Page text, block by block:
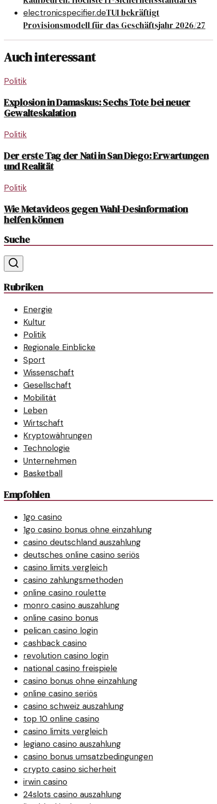
electronicspecifier.deTUI bekräftigt
Provisionsmodell für das Geschäftsjahr 2026/27
Auch interessant
Politik
Explosion in Damaskus: Sechs Tote bei neuer
Gewalteskalation
Politik
Der erste Tag der Nati in San Diego: Erwartungen
und Realität
Politik
Wie Metavideos gegen Wahl-Desinformation
helfen können
Suche
Rubriken
Energie
Kultur
Politik
Regionale Einblicke
Sport
Wissenschaft
Gesellschaft
Mobilität
Leben
Wirtschaft
Kryptowährungen
Technologie
Unternehmen
Basketball
Empfohlen
1go casino
1go casino bonus ohne einzahlung
casino deutschland auszahlung
deutsches online casino seriös
casino limits vergleich
casino zahlungsmethoden
online casino roulette
monro casino auszahlung
online casino bonus
pelican casino login
cashback casino
revolution casino login
national casino freispiele
casino bonus ohne einzahlung
online casino seriös
casino schweiz auszahlung
top 10 online casino
casino limits vergleich
legiano casino auszahlung
casino bonus umsatzbedingungen
crypto casino sicherheit
irwin casino
24slots casino auszahlung